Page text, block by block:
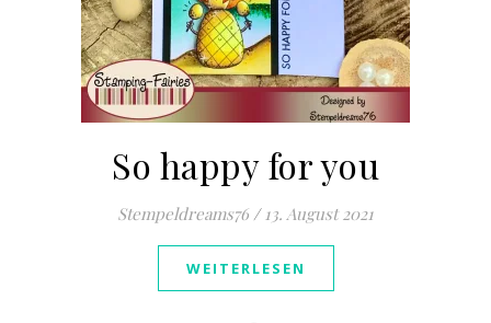
So happy for you
Stempeldreams76 / 13. August 2021
WEITERLESEN